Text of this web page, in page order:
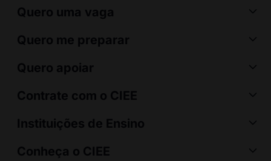
Quero uma vaga
Quero me preparar
Quero apoiar
Contrate com o CIEE
Instituições de Ensino
Conheça o CIEE